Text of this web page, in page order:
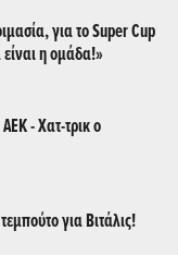
για το Super Cup
η ομάδα!»
- Χατ-τρικ ο
για Βιτάλις!